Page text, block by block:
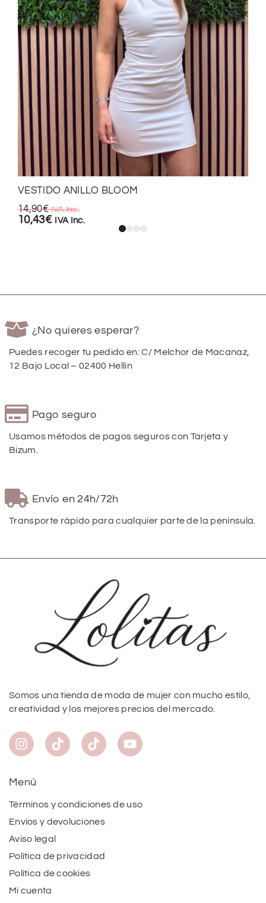
VESTIDO ANILLO BLOOM
14,90€ IVA Inc.
10,43€ IVA Inc.
¿No quieres esperar?
Puedes recoger tu pedido en: C/ Melchor de Macanaz,
12 Bajo Local – 02400 Hellín
Pago seguro
Usamos métodos de pagos seguros con Tarjeta y
Bizum.
Envío en 24h/72h
Transporte rápido para cualquier parte de la península.
Somos una tienda de moda de mujer con mucho estilo,
creatividad y los mejores precios del mercado.
Menú
Términos y condiciones de uso
Envíos y devoluciones
Aviso legal
Política de privacidad
Política de cookies
Mi cuenta